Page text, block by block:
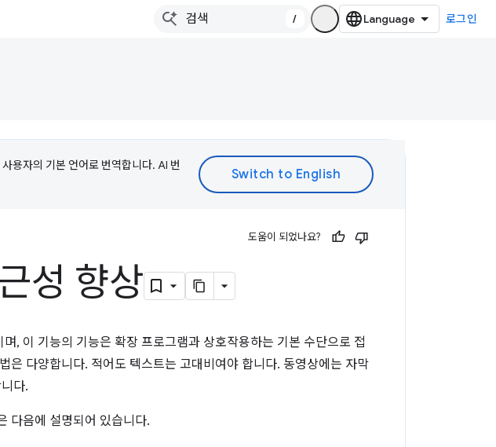
/ 로그인
용자의 기본 언어로 번역합니다. AI 번
도움이 되었나요?
성 향상
, 이 기능의 기능은 확장 프로그램과 상호작용하는 기본 수단으로 접
은 다양합니다. 적어도 텍스트는 고대비여야 합니다. 동영상에는 자막
다.
다음에 설명되어 있습니다.